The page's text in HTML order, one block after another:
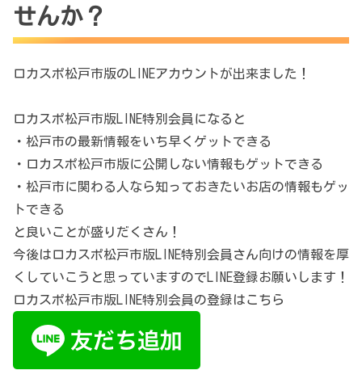
せんか？
ロカスポ松戸市版のLINEアカウントが出来ました！
ロカスポ松戸市版LINE特別会員になると
・松戸市の最新情報をいち早くゲットできる
・ロカスポ松戸市版に公開しない情報もゲットできる
・松戸市に関わる人なら知っておきたいお店の情報もゲッ
トできる
と良いことが盛りだくさん！
今後はロカスポ松戸市版LINE特別会員さん向けの情報を厚
くしていこうと思っていますのでLINE登録お願いします！
ロカスポ松戸市版LINE特別会員の登録はこちら